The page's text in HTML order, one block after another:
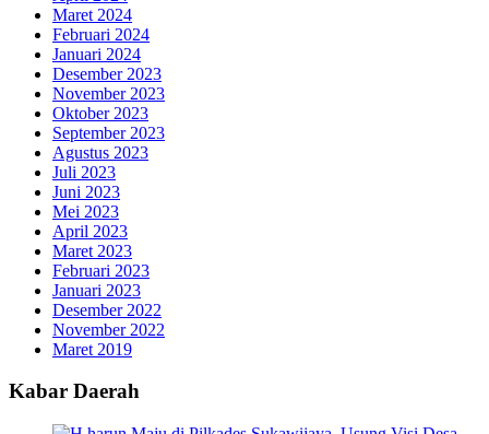
Maret 2024
Februari 2024
Januari 2024
Desember 2023
November 2023
Oktober 2023
September 2023
Agustus 2023
Juli 2023
Juni 2023
Mei 2023
April 2023
Maret 2023
Februari 2023
Januari 2023
Desember 2022
November 2022
Maret 2019
Kabar Daerah